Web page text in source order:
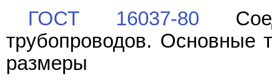
ГОСТ 16037-80
трубопроводов. Основные
размеры